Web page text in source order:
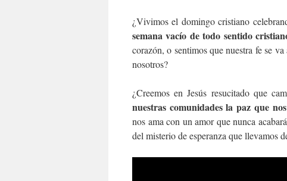
¿Vivimos el domingo cristiano
semana vacío de todo sentido
corazón, o sentimos que nuestra fe se
nosotros?
¿Creemos en Jesús resucitado que
nuestras comunidades la paz que
nos ama con un amor que nunca
del misterio de esperanza que llevamos